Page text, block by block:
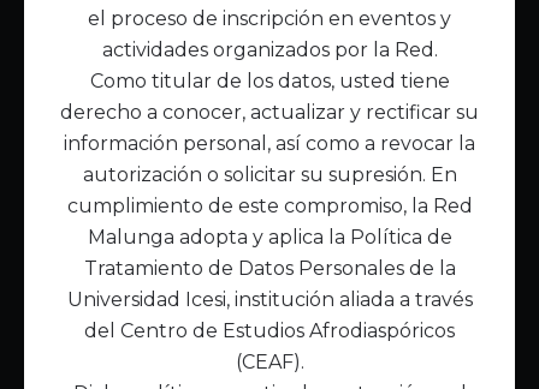
Enlaces de interés
Publicaciones
Noticias
Contáctanos
Política de Tratamiento de Datos
el proceso de inscripción en eventos y
actividades organizados por la Red.
Como titular de los datos, usted tiene
derecho a conocer, actualizar y rectificar su
información personal, así como a revocar la
autorización o solicitar su supresión. En
cumplimiento de este compromiso, la Red
Malunga adopta y aplica la Política de
Tratamiento de Datos Personales de la
Universidad Icesi, institución aliada a través
del Centro de Estudios Afrodiaspóricos
(CEAF).